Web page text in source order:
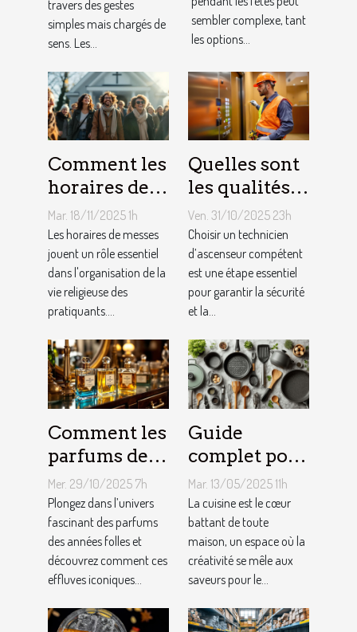
liens
familiaux ?
travers des gestes
simples mais chargés de
sens. Les...
fêtes ?
sembler complexe, tant
les options...
Comment les
horaires de
messes
facilitent la
vie des
pratiquants ?
Mar. 18/11/2025 1h
Les horaires de messes
jouent un rôle essentiel
dans l'organisation de la
vie religieuse des
pratiquants....
Quelles sont
les qualités à
rechercher
chez un
technicien
d’ascenseur ?
Ven. 31/10/2025 23h
Choisir un technicien
d’ascenseur compétent
est une étape essentiel
pour garantir la sécurité
et la...
Comment les
parfums des
années folles
influencent-
ils la mode
moderne ?
Mer. 29/10/2025 7h
Plongez dans l’univers
fascinant des parfums
des années folles et
découvrez comment ces
effluves iconiques...
Guide
complet pour
choisir le
meilleur
équipement
de cuisine
Mar. 13/05/2025 11h
La cuisine est le cœur
battant de toute
maison, un espace où la
créativité se mêle aux
saveurs pour le...